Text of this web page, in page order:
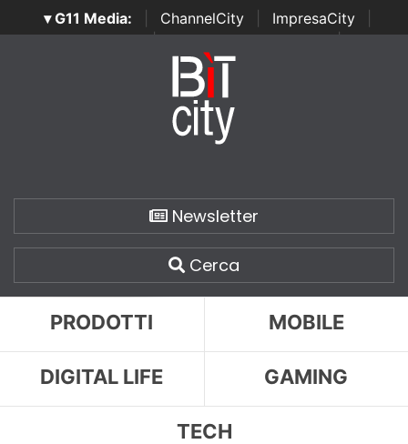
▾ G11 Media: ChannelCity ImpresaCity
SecurityOpenLab | Italian Channel Awards | Italian
Italian Security Awards
Newsletter
Cerca
PRODOTTI MOBILE
DIGITAL LIFE GAMING
TECH